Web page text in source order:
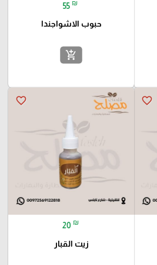
55 ₪
حبوب الاشواجندا
add_shopping_cart
favorite_border
favorite_border
20 ₪
زيت القبار